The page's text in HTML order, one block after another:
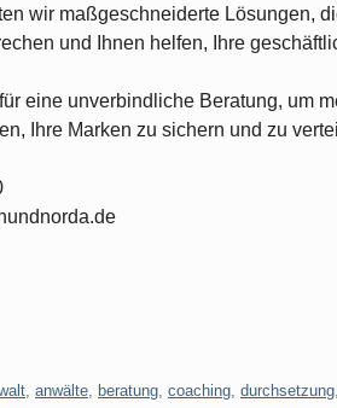
wir maßgeschneiderte Lösungen,
und Ihnen helfen, Ihre
eine unverbindliche Beratung, um
Ihre Marken zu sichern und zu
anwälte beratung coaching durchsetzung